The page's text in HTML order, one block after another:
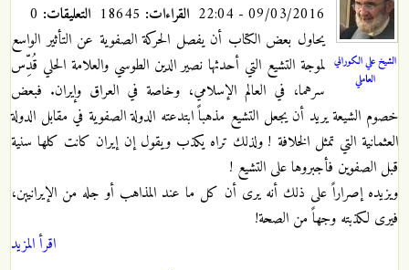
الشيخ علي الكوراني
العاملي
09/03/2016 - 22:04 القراءات: التعليقات:
يحاول بعض الكتاب أن يفصل الحركة الصفوية عن التأثير الواسع
لموجة التشيع التي أحدثها نصير الدين الطوسي والعلامة الحلي قُدِّس
سرهما، في العالم الإسلامي، وخاصة في العراق وإيران. فبعض
خصوم الشيعة يريد أن يجعل التشيع مذهباً ابتدعته الدولة الصفوية في مقابل الدولة
العثمانية التي تمثل الخلافة ! ولذلك تراه يكذب ويقول إن إيران كانت كلها سنية
قبل الصفوين فأجبروها على التشيع !
ويزيده إصراراً على ذلك أنه يرى أن كل ما عند المذاهب أو جله من الإيرانيين،
فيرى لكذبته وجهاً من الصحة!
اقرأ المزيد